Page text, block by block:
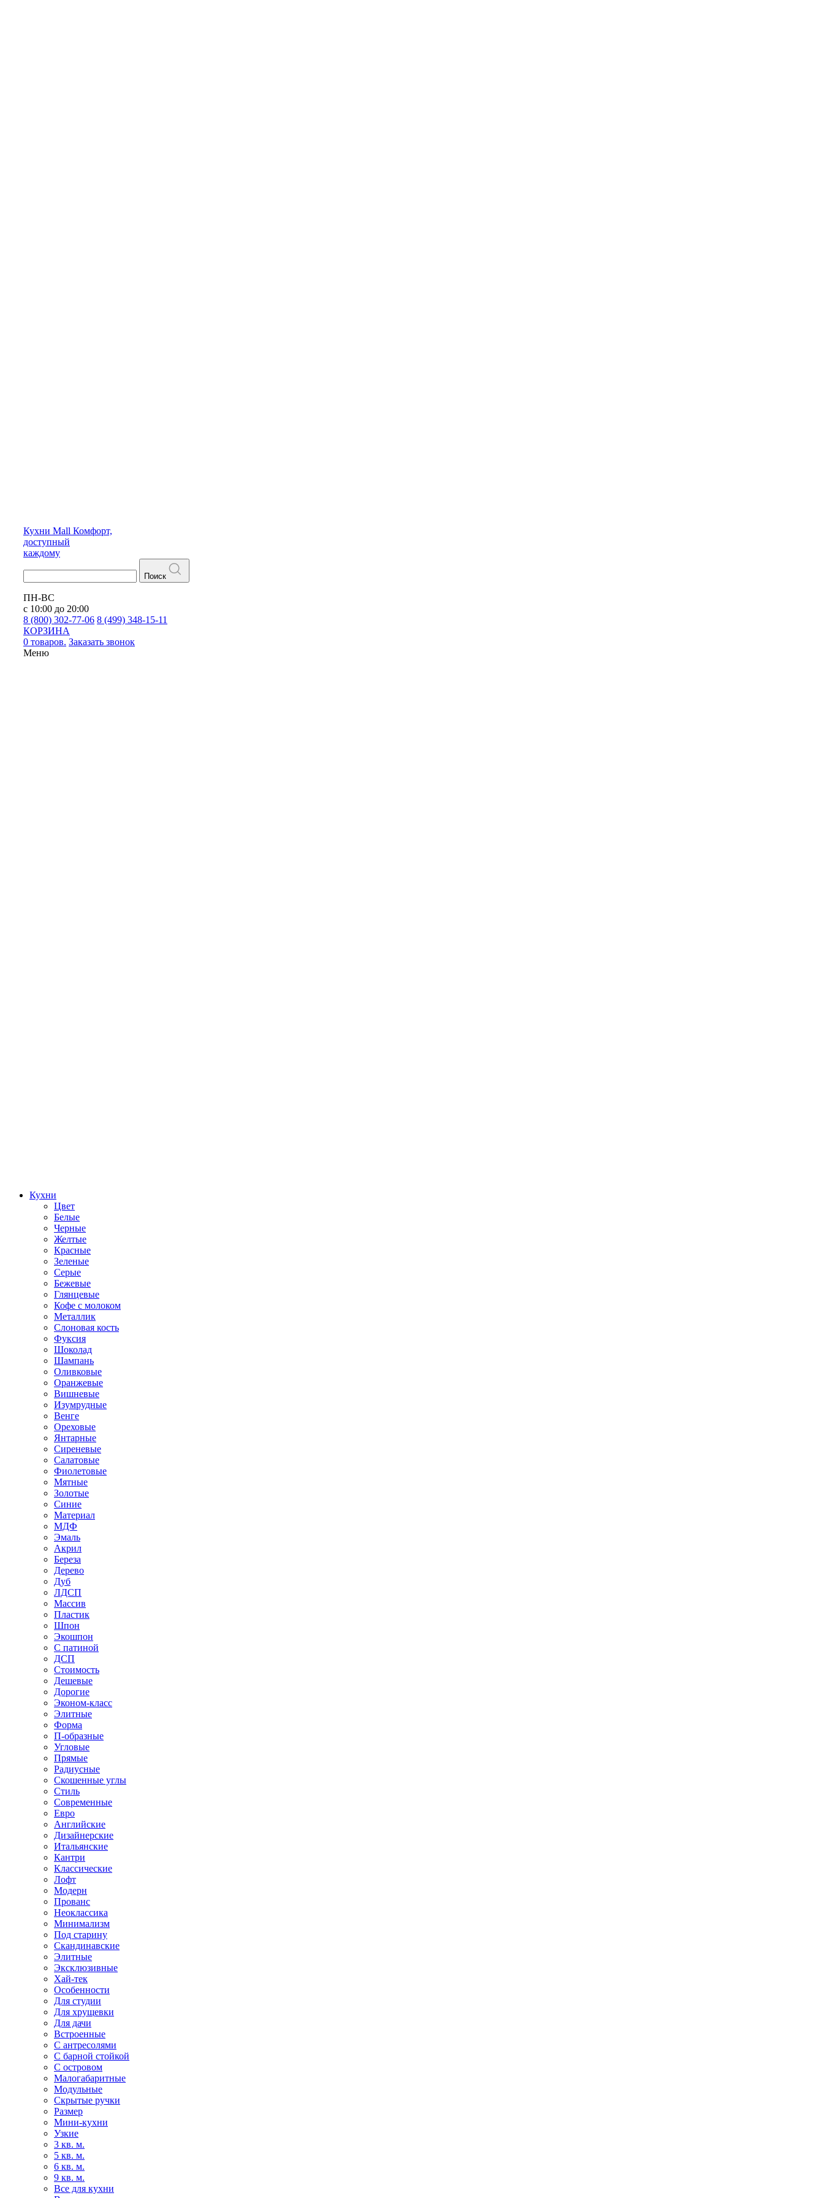
Кухни Mall Комфорт,
доступный
каждому
Поиск
ПН-ВС
с 10:00 до 20:00
8 (800) 302-77-06 8 (499) 348-15-11
КОРЗИНА
0 товаров. Заказать звонок
Меню
Кухни
Цвет
Белые
Черные
Желтые
Красные
Зеленые
Серые
Бежевые
Глянцевые
Кофе с молоком
Металлик
Слоновая кость
Фуксия
Шоколад
Шампань
Оливковые
Оранжевые
Вишневые
Изумрудные
Венге
Ореховые
Янтарные
Сиреневые
Салатовые
Фиолетовые
Мятные
Золотые
Синие
Материал
МДФ
Эмаль
Акрил
Береза
Дерево
Дуб
ЛДСП
Массив
Пластик
Шпон
Экошпон
С патиной
ДСП
Стоимость
Дешевые
Дорогие
Эконом-класс
Элитные
Форма
П-образные
Угловые
Прямые
Радиусные
Скошенные углы
Стиль
Современные
Евро
Английские
Дизайнерские
Итальянские
Кантри
Классические
Лофт
Модерн
Прованс
Неоклассика
Минимализм
Под старину
Скандинавские
Элитные
Эксклюзивные
Хай-тек
Особенности
Для студии
Для хрущевки
Для дачи
Встроенные
С антресолями
С барной стойкой
С островом
Малогабаритные
Модульные
Скрытые ручки
Размер
Мини-кухни
Узкие
3 кв. м.
5 кв. м.
6 кв. м.
9 кв. м.
Все для кухни